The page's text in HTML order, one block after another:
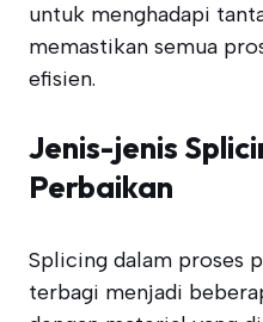
untuk menghadapi
memastikan semua
efisien.
Jenis-jenis
Perbaikan
Splicing dalam proses
terbagi menjadi